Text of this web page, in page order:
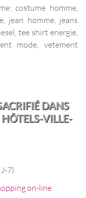
costume homme,
jean homme, jeans
tee shirt energie,
mode, vetement
DANS
VILLE-
J-7)
on-line